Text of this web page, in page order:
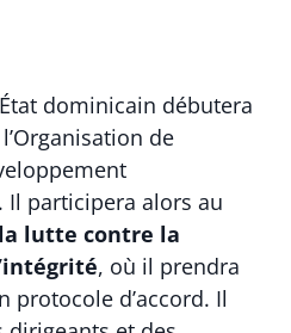
dominicain débutera
de
. Il participera alors au
lutte contre la
, où il prendra
protocole d’accord. Il